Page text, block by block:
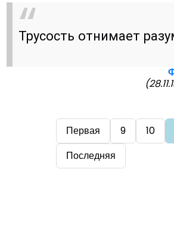
Трусость отнимает
Первая 9 10
Последняя